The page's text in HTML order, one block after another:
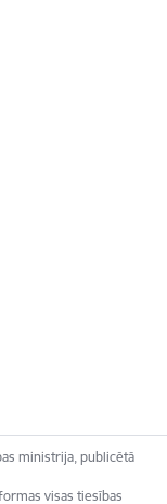
ministrija, publicētā
visas tiesības